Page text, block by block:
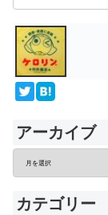
アーカイブ
カテゴリー